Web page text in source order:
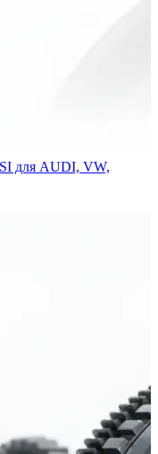
для AUDI, VW,